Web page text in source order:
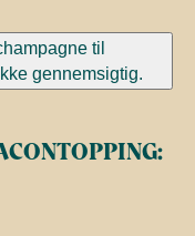
til
gennemsigtig.